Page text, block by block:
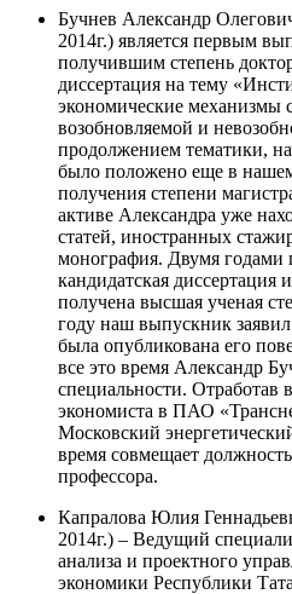
Бучнев Александр
2014г.) является первым
получившим степень
диссертация на тему
экономические механизмы
возобновляемой и
продолжением тематики,
было положено еще в
получения степени
активе Александра уже
статей, иностранных
монография. Двумя годами
кандидатская диссертация
получена высшая ученая
году наш выпускник заявил
была опубликована его
все это время Александр
специальности. Отработав в
экономиста в ПАО
Московский
время совмещает
профессора.
Капралова Юлия
2014г.) – Ведущий
анализа и проектного
экономики Республики